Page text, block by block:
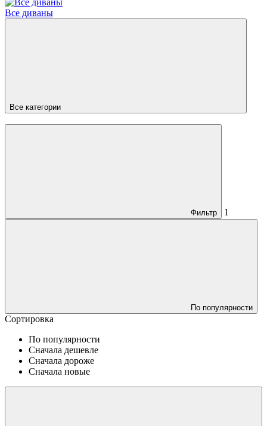
Все диваны
Все категории
Фильтр 1
По популярности
Сортировка
По популярности
Сначала дешевле
Сначала дороже
Сначала новые